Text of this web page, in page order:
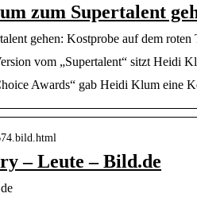
zum Supertalent
gehen: Kostprobe auf dem
vom „Supertalent“ sitzt Heidi
Awards“ gab Heidi Klum eine
– Leute – Bild.de